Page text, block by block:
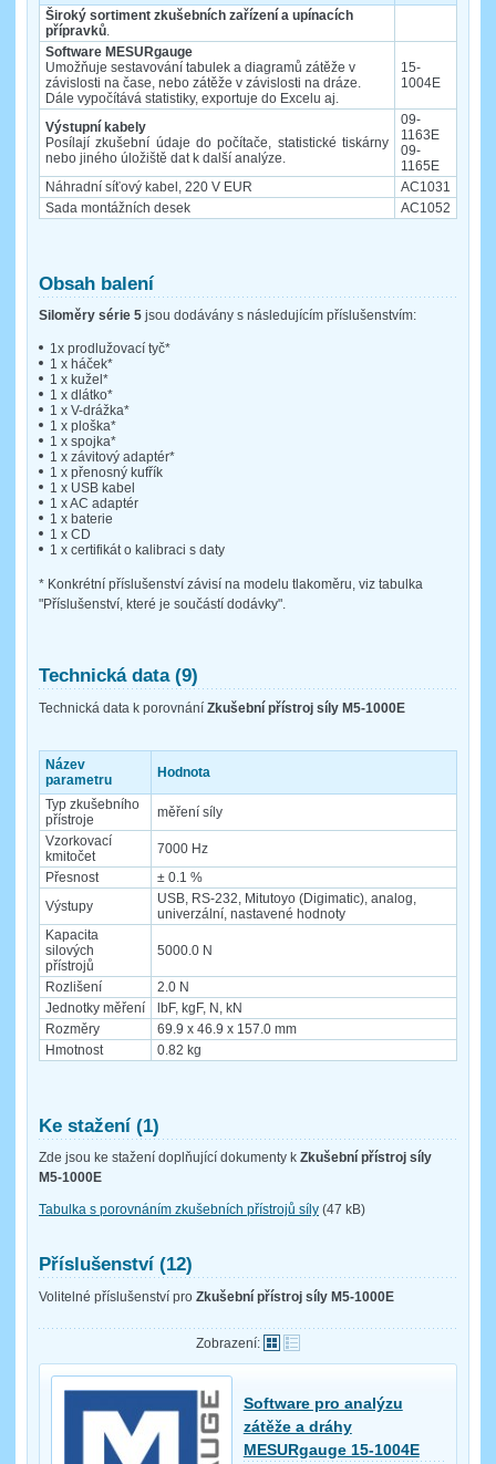
Široký sortiment zkušebních zařízení a upínacích
přípravků.
Software MESURgauge
Umožňuje sestavování tabulek a diagramů zátěže v
závislosti na čase, nebo zátěže v závislosti na dráze.
Dále vypočítává statistiky, exportuje do Excelu aj.
15-
1004E
Výstupní kabely
Posílají zkušební údaje do počítače, statistické tiskárny
nebo jiného úložiště dat k další analýze.
09-
1163E
09-
1165E
Náhradní síťový kabel, 220 V EUR
AC1031
Sada montážních desek
AC1052
Obsah balení
Siloměry série 5 jsou dodávány s následujícím příslušenstvím:
1x prodlužovací tyč*
1 x háček*
1 x kužel*
1 x dlátko*
1 x V-drážka*
1 x ploška*
1 x spojka*
1 x závitový adaptér*
1 x přenosný kufřík
1 x USB kabel
1 x AC adaptér
1 x baterie
1 x CD
1 x certifikát o kalibraci s daty
* Konkrétní příslušenství závisí na modelu tlakoměru, viz tabulka
"Příslušenství, které je součástí dodávky".
Technická data (9)
Technická data k porovnání Zkušební přístroj síly M5-1000E
Název
parametru
Hodnota
Typ zkušebního
přístroje
měření síly
Vzorkovací
kmitočet
7000 Hz
Přesnost
± 0.1 %
Výstupy
USB, RS-232, Mitutoyo (Digimatic), analog,
univerzální, nastavené hodnoty
Kapacita
silových
přístrojů
5000.0 N
Rozlišení
2.0 N
Jednotky měření
lbF, kgF, N, kN
Rozměry
69.9 x 46.9 x 157.0 mm
Hmotnost
0.82 kg
Ke stažení (1)
Zde jsou ke stažení doplňující dokumenty k Zkušební přístroj síly
M5-1000E
Tabulka s porovnáním zkušebních přístrojů síly (47 kB)
Příslušenství (12)
Volitelné příslušenství pro Zkušební přístroj síly M5-1000E
Zobrazení:
Software pro analýzu
zátěže a dráhy
MESURgauge 15-1004E